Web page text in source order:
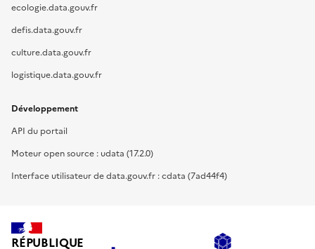
ecologie.data.gouv.fr
defis.data.gouv.fr
culture.data.gouv.fr
logistique.data.gouv.fr
Développement
API du portail
Moteur open source : udata (17.2.0)
Interface utilisateur de data.gouv.fr : cdata (7ad44f4)
RÉPUBLIQUE